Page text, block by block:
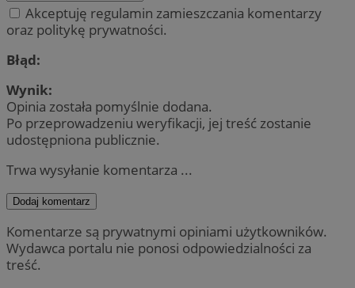
Akceptuję regulamin zamieszczania komentarzy
oraz politykę prywatności.
Błąd:
Wynik:
Opinia została pomyślnie dodana.
Po przeprowadzeniu weryfikacji, jej treść zostanie
udostępniona publicznie.
Trwa wysyłanie komentarza ...
Dodaj komentarz
Komentarze są prywatnymi opiniami użytkowników.
Wydawca portalu nie ponosi odpowiedzialności za
treść.